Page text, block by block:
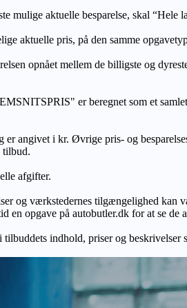
mulige aktuelle besparelse, skal
aktuelle pris, på den samme
opnået mellem de billigste og
er beregnet som et samlet
angivet i kr. Øvrige pris- og
tilbud.
afgifter.
og værkstedernes tilgængelighed kan
en opgave på autobutler.dk for at se de
indhold, priser og beskrivelser